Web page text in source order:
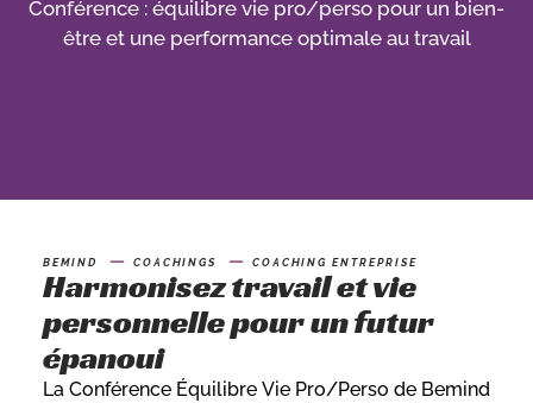
Conférence : équilibre vie pro/perso pour un bien-
être et une performance optimale au travail
BEMIND COACHINGS COACHING ENTREPRISE
Harmonisez travail et vie
personnelle pour un futur
épanoui
La Conférence Équilibre Vie Pro/Perso de Bemind